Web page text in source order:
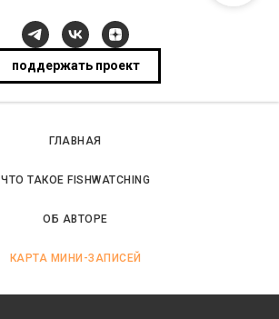
поддержать проект
ГЛАВНАЯ
ЧТО ТАКОЕ FISHWATCHING
ОБ АВТОРЕ
КАРТА МИНИ-ЗАПИСЕЙ